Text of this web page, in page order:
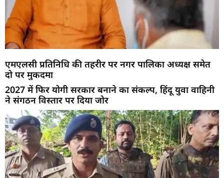
एमएलसी प्रतिनिधि की तहरीर पर नगर पालिका अध्यक्ष समेत
दो पर मुकदमा
2027 में फिर योगी सरकार बनाने का संकल्प, हिंदू युवा वाहिनी
ने संगठन विस्तार पर दिया जोर